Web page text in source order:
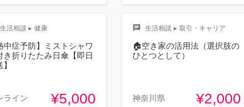
生活相談 ▸ 健康
中症予防】ミストシャワ
き折りたたみ日傘【即日
ライン ¥5,000
chat 生活相談 ▸ 取引・キャリア
🏠空き家の活用法（選択肢の
ひとつとして）
神奈川県 ¥2,000